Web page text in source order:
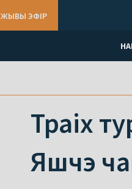
ЖЫВЫ ЭФІР
Траіх
Яшчэ